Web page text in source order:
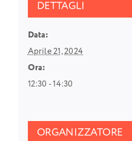
DETTAGLI
Data:
Aprile 21, 2024
Ora:
12:30 - 14:30
ORGANIZZATORE